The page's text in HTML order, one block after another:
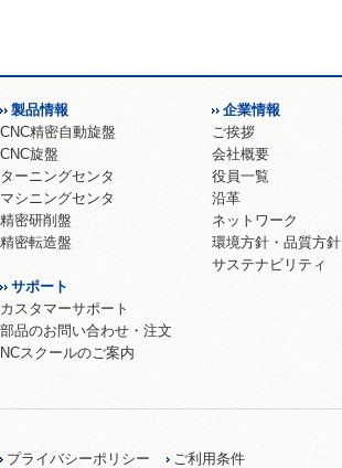
製品情報
CNC精密自動旋盤
CNC旋盤
ターニングセンタ
マシニングセンタ
精密研削盤
精密転造盤
サポート
カスタマーサポート
部品のお問い合わせ・注文
NCスクールのご案内
企業情報
ご挨拶
会社概要
役員一覧
沿革
ネットワーク
環境方針・品質方針
サステナビリティ
プライバシーポリシー ご利用条件